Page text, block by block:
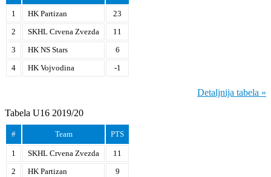
1 HK Partizan
23
2
SKHL Crvena Zvezda
11
3
HK NS Stars
6
4
HK Vojvodina -1
Detaljnija tabela »
Tabela U16 2019/20
# Team PTS
1 SKHL Crvena Zvezda
11
2
HK Partizan
9